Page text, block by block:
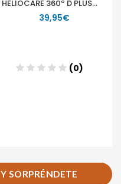
SORPRÉNDETE